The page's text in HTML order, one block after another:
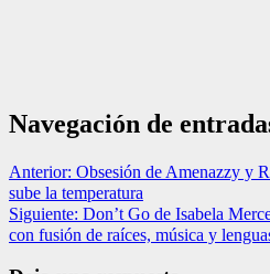
Navegación de
Anterior: Obsesión de Amenazzy y
sube la temperatura
Siguiente: Don’t Go de Isabela
con fusión de raíces, música y